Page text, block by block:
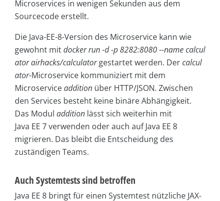
Microservices in wenigen Sekunden aus dem
Sourcecode erstellt.
Die Java-EE-8-Version des Microservice kann wie
gewohnt mitdocker run -d -p 8282:8080 --name calcul
ator airhacks/calculatorgestartet werden. Dercalcul
ator-Microservice kommuniziert mit dem
Microserviceaddition über HTTP/JSON. Zwischen
den Services besteht keine binäre Abhängigkeit.
Das Modul addition lässt sich weiterhin mit
Java EE 7 verwenden oder auch auf Java EE 8
migrieren. Das bleibt die Entscheidung des
zuständigen Teams.
Auch Systemtests sind betroffen
Java EE 8 bringt für einen Systemtest nützliche JAX-